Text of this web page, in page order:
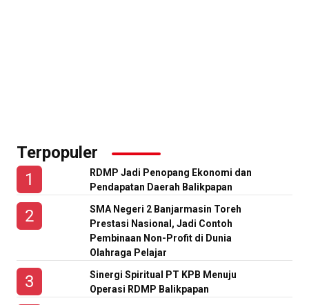
Terpopuler
RDMP Jadi Penopang Ekonomi dan
Pendapatan Daerah Balikpapan
SMA Negeri 2 Banjarmasin Toreh
Prestasi Nasional, Jadi Contoh
Pembinaan Non-Profit di Dunia
Olahraga Pelajar
Sinergi Spiritual PT KPB Menuju
Operasi RDMP Balikpapan